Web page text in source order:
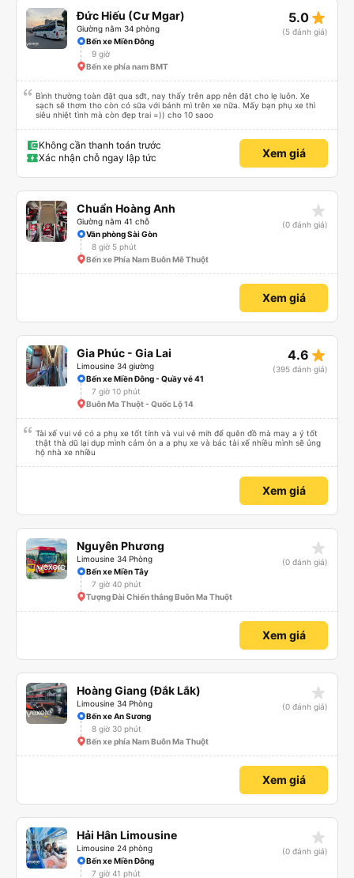
Đức Hiếu (Cư Mgar)
Giường nằm 34 phòng
5.0 star_rate
(5 đánh giá)
Bến xe Miền Đông
9 giờ
Bến xe phía nam BMT
Bình thường toàn đặt qua sđt, nay thấy trên app nên đặt cho lẹ luôn. Xe
sạch sẽ thơm tho còn có sữa với bánh mì trên xe nữa. Mấy bạn phụ xe thì
siêu nhiệt tình mà còn đẹp trai =)) cho 10 saoo
Không cần thanh toán trước
Xác nhận chỗ ngay lập tức
Xem giá
Chuẩn Hoàng Anh
Giường nằm 41 chỗ
star_rate
(0 đánh giá)
Văn phòng Sài Gòn
8 giờ 5 phút
Bến xe Phía Nam Buôn Mê Thuột
Xem giá
Gia Phúc - Gia Lai
Limousine 34 giường
4.6 star_rate
(395 đánh giá)
Bến xe Miền Đông - Quầy vé 41
7 giờ 10 phút
Buôn Ma Thuột - Quốc Lộ 14
Tài xế vui vẻ có a phụ xe tốt tính và vui vẻ mih để quên đồ mà may a ý tốt
thật thà dũ lại dụp mình cảm ỏn a a phụ xe và bác tài xế nhiều mình sẽ ủng
hộ nhà xe nhiều
Xem giá
Nguyên Phương
Limousine 34 Phòng
star_rate
(0 đánh giá)
Bến xe Miền Tây
7 giờ 40 phút
Tượng Đài Chiến thắng Buôn Ma Thuột
Xem giá
Hoàng Giang (Đắk Lắk)
Limousine 34 Phòng
star_rate
(0 đánh giá)
Bến xe An Sương
8 giờ 30 phút
Bến xe phía Nam Buôn Ma Thuột
Xem giá
Hải Hân Limousine
Limousine 24 phòng
star_rate
(0 đánh giá)
Bến xe Miền Đông
7 giờ 41 phút